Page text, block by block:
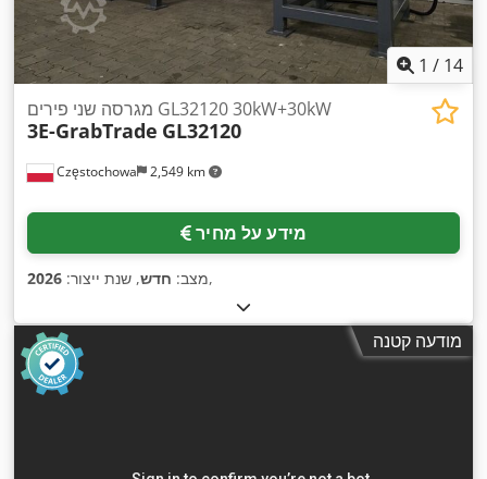
1 / 14
Częstochowa 2,549 km
מגרסה שני פירים GL32120 30kW+30kW
3E-GrabTrade GL32120
מידע על מחיר
מצב: חדש, שנת ייצור: 2026 ,
מודעה קטנה